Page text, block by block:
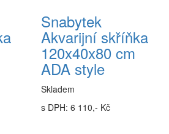
Snabytek
Akvarijní skříňka
120x40x80 cm
ADA style
Skladem
s DPH: 6 110,- Kč